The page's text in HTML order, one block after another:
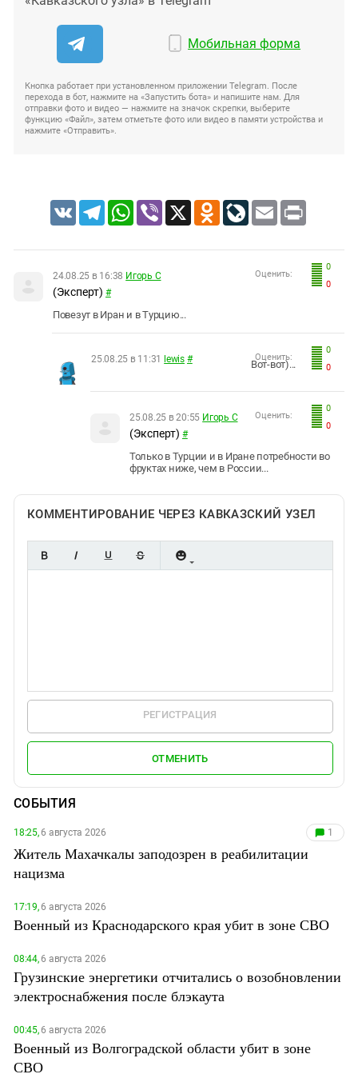
Мобильная форма
Кнопка работает при установленном приложении Telegram. После
перехода в бот, нажмите на «Запустить бота» и напишите нам. Для
отправки фото и видео — нажмите на значок скрепки, выберите
функцию «Файл», затем отметьте фото или видео в памяти устройства и
нажмите «Отправить».
VK TelegramWhatsApp
Viber X Odnoklassniki
LiveJournal
Email Print
0
0
Оценить:
24.08.25 в 16:38 Игорь С
(Эксперт) #
Повезут в Иран и в Турцию...
0
0
Оценить:
25.08.25 в 11:31 lewis # Вот-вот)...
0
0
Оценить:
25.08.25 в 20:55 Игорь С
(Эксперт) #
Только в Турции и в Иране потребности во
фруктах ниже, чем в России...
КОММЕНТИРОВАНИЕ ЧЕРЕЗ КАВКАЗСКИЙ УЗЕЛ
РЕГИСТРАЦИЯ
ОТМЕНИТЬ
СОБЫТИЯ
18:25,6 августа 2026 1
Житель Махачкалы заподозрен в реабилитации
нацизма
17:19,6 августа 2026
Военный из Краснодарского края убит в зоне СВО
08:44,6 августа 2026
Грузинские энергетики отчитались о возобновлении
электроснабжения после блэкаута
00:45,6 августа 2026
Военный из Волгоградской области убит в зоне
СВО